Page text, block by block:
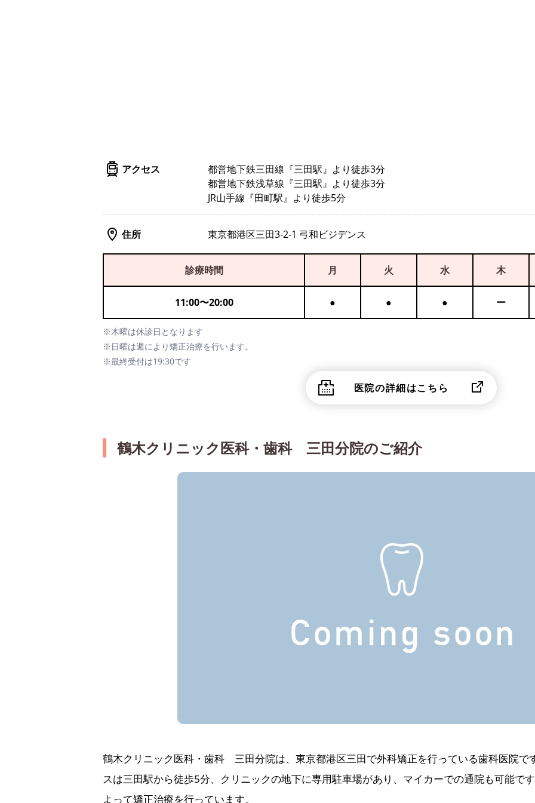
アクセス
都営地下鉄三田線『三田駅』より徒歩3分
都営地下鉄浅草線『三田駅』より徒歩3分
JR山手線『田町駅』より徒歩5分
住所 東京都港区三田3-2-1 弓和ビジデンス
診療時間 月 火 水 木
11:00〜20:00 ● ● ● ー
※木曜は休診日となります
※日曜は週により矯正治療を行います。
※最終受付は19:30です
医院の詳細はこちら
鶴木クリニック医科・歯科 三田分院のご紹介
鶴木クリニック医科・歯科 三田分院は、東京都港区三田で外科矯正を行っている歯科医院で
スは三田駅から徒歩5分、クリニックの地下に専用駐車場があり、マイカーでの通院も可能で
よって矯正治療を行っています。